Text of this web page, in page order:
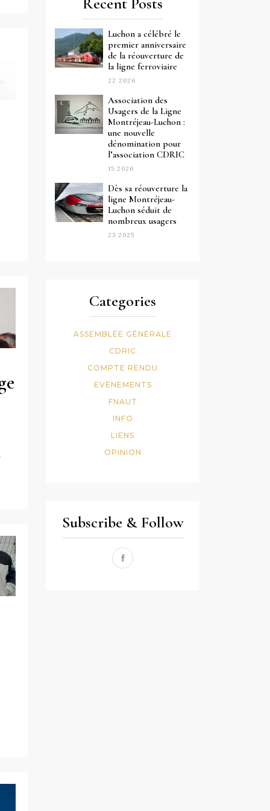
Luchon a célébré le
premier anniversaire
de la réouverture de
la ligne ferroviaire
22 2026
Association des
Usagers de la Ligne
Montréjeau-Luchon :
une nouvelle
dénomination pour
l’association CDRIC
15 2026
Dès sa réouverture la
ligne Montréjeau-
Luchon séduit de
nombreux usagers
23 2025
Categories
ASSEMBLÉE GÉNÉRALE
CDRIC
COMPTE RENDU
EVÈNEMENTS
FNAUT
INFO
LIENS
OPINION
Subscribe & Follow